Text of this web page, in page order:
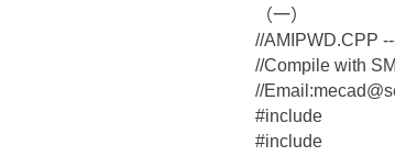
（一）
//AMIPWD.CPP
//Compile with
//
#include
#include